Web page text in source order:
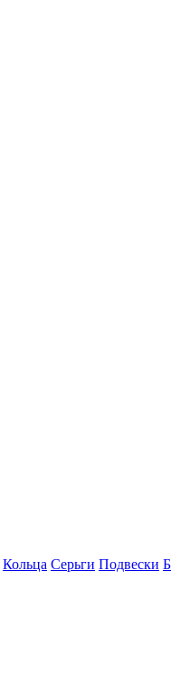
Кольца Серьги Подвески